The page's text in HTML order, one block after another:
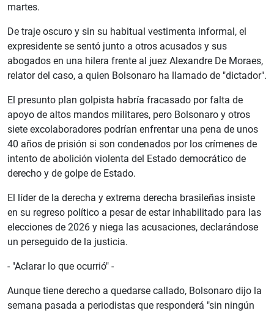
martes.
De traje oscuro y sin su habitual vestimenta informal, el
expresidente se sentó junto a otros acusados y sus
abogados en una hilera frente al juez Alexandre De Moraes,
relator del caso, a quien Bolsonaro ha llamado de "dictador".
El presunto plan golpista habría fracasado por falta de
apoyo de altos mandos militares, pero Bolsonaro y otros
siete excolaboradores podrían enfrentar una pena de unos
40 años de prisión si son condenados por los crímenes de
intento de abolición violenta del Estado democrático de
derecho y de golpe de Estado.
El líder de la derecha y extrema derecha brasileñas insiste
en su regreso político a pesar de estar inhabilitado para las
elecciones de 2026 y niega las acusaciones, declarándose
un perseguido de la justicia.
- "Aclarar lo que ocurrió" -
Aunque tiene derecho a quedarse callado, Bolsonaro dijo la
semana pasada a periodistas que responderá "sin ningún